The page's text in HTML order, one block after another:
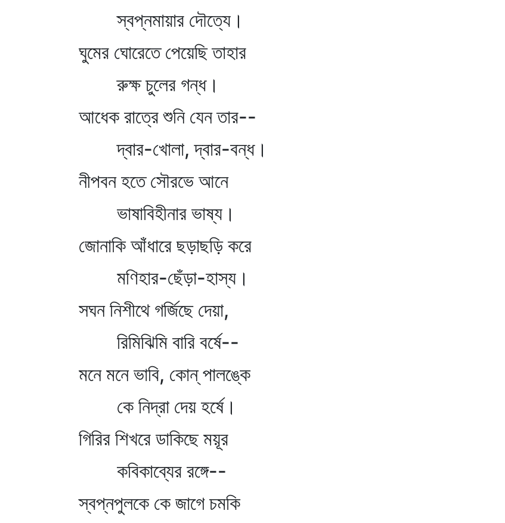
স্বপ্নমায়ার দৌত্যে।
ঘুমের ঘোরেতে পেয়েছি তাহার
রুক্ষ চুলের গন্ধ।
আধেক রাত্রে শুনি যেন তার--
দ্বার-খোলা, দ্বার-বন্ধ।
নীপবন হতে সৌরভে আনে
ভাষাবিহীনার ভাষ্য।
জোনাকি আঁধারে ছড়াছড়ি করে
মণিহার-ছেঁড়া-হাস্য।
সঘন নিশীথে গর্জিছে দেয়া,
রিমিঝিমি বারি বর্ষে--
মনে মনে ভাবি, কোন্‌ পালঙ্কে
কে নিদ্রা দেয় হর্ষে।
গিরির শিখরে ডাকিছে ময়ূর
কবিকাব্যের রঙ্গে--
স্বপ্নপুলকে কে জাগে চমকি